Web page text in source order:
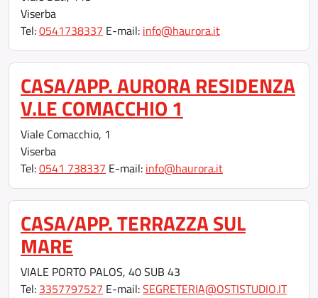
Viserba
Tel:0541738337 E-mail: info@haurora.it
CASA/APP. AURORA RESIDENZA
V.LE COMACCHIO 1
Viale Comacchio, 1
Viserba
Tel:0541 738337 E-mail: info@haurora.it
CASA/APP. TERRAZZA SUL
MARE
VIALE PORTO PALOS, 40 SUB 43
Tel: 3357797527 E-mail:SEGRETERIA@OSTISTUDIO.IT